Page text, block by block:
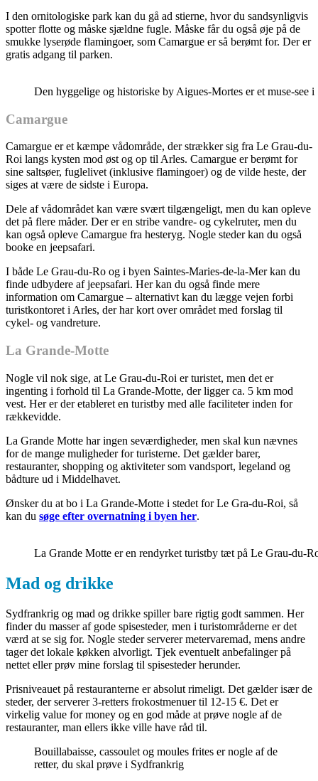
I den ornitologiske park kan du gå ad stierne, hvor du sandsynligvis
spotter flotte og måske sjældne fugle. Måske får du også øje på de
smukke lyserøde flamingoer, som Camargue er så berømt for. Der er
gratis adgang til parken.
Den hyggelige og historiske by Aigues-Mortes er et muse-see
Camargue
Camargue er et kæmpe vådområde, der strækker sig fra Le Grau-du-
Roi langs kysten mod øst og op til Arles. Camargue er berømt for
sine saltsøer, fuglelivet (inklusive flamingoer) og de vilde heste, der
siges at være de sidste i Europa.
Dele af vådområdet kan være svært tilgængeligt, men du kan opleve
det på flere måder. Der er en stribe vandre- og cykelruter, men du
kan også opleve Camargue fra hesteryg. Nogle steder kan du også
booke en jeepsafari.
I både Le Grau-du-Ro og i byen Saintes-Maries-de-la-Mer kan du
finde udbydere af jeepsafari. Her kan du også finde mere
information om Camargue – alternativt kan du lægge vejen forbi
turistkontoret i Arles, der har kort over området med forslag til
cykel- og vandreture.
La Grande-Motte
Nogle vil nok sige, at Le Grau-du-Roi er turistet, men det er
ingenting i forhold til La Grande-Motte, der ligger ca. 5 km mod
vest. Her er der etableret en turistby med alle faciliteter inden for
rækkevidde.
La Grande Motte har ingen seværdigheder, men skal kun nævnes
for de mange muligheder for turisterne. Det gælder barer,
restauranter, shopping og aktiviteter som vandsport, legeland og
bådture ud i Middelhavet.
Ønsker du at bo i La Grande-Motte i stedet for Le Gra-du-Roi, så
kan du søge efter overnatning i byen her.
La Grande Motte er en rendyrket turistby tæt på Le Grau-du-
Mad og drikke
Sydfrankrig og mad og drikke spiller bare rigtig godt sammen. Her
finder du masser af gode spisesteder, men i turistområderne er det
værd at se sig for. Nogle steder serverer metervaremad, mens andre
tager det lokale køkken alvorligt. Tjek eventuelt anbefalinger på
nettet eller prøv mine forslag til spisesteder herunder.
Prisniveauet på restauranterne er absolut rimeligt. Det gælder især de
steder, der serverer 3-retters frokostmenuer til 12-15 €. Det er
virkelig value for money og en god måde at prøve nogle af de
restauranter, man ellers ikke ville have råd til.
Bouillabaisse, cassoulet og moules frites er nogle af de
retter, du skal prøve i Sydfrankrig